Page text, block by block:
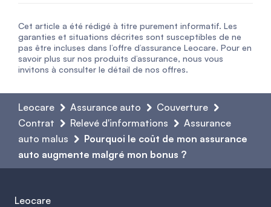
Cet article a été rédigé à titre purement informatif. Les
garanties et situations décrites sont susceptibles de ne
pas être incluses dans l’offre d’assurance Leocare. Pour en
savoir plus sur nos produits d’assurance, nous vous
invitons à consulter le détail de nos offres.
Leocare Assurance auto
Couverture
Contrat
Relevé d'informations
Assurance
auto malus
Pourquoi le coût de mon assurance
auto augmente malgré mon bonus ?
Leocare